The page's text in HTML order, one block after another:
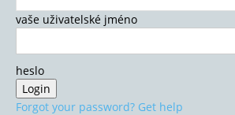
vaše uživatelské jméno
heslo
Forgot your password? Get help